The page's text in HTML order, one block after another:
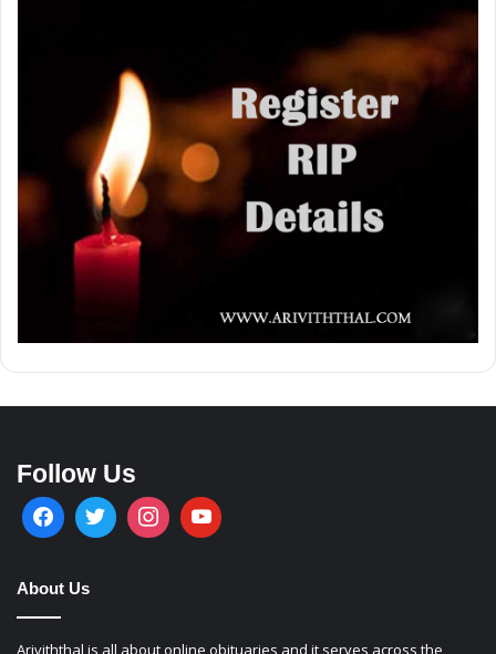
Follow Us
About Us
Ariviththal is all about online obituaries and it serves across the